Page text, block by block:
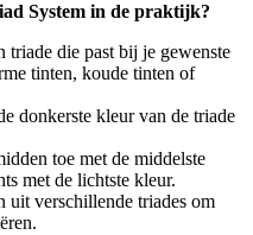
System in de praktijk?
triade die past bij je gewenste
tinten, koude tinten of
donkerste kleur van de triade
toe met de middelste
met de lichtste kleur.
uit verschillende triades om